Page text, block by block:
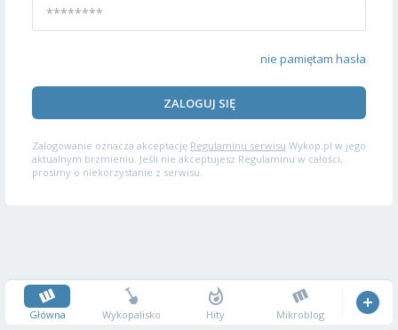
nie pamiętam hasła
ZALOGUJ SIĘ
Zalogowanie oznacza akceptację Regulaminu serwisu Wykop.pl w jego
aktualnym brzmieniu. Jeśli nie akceptujesz Regulaminu w całości,
prosimy o niekorzystanie z serwisu.
Główna Wykopalisko Hity Mikroblog